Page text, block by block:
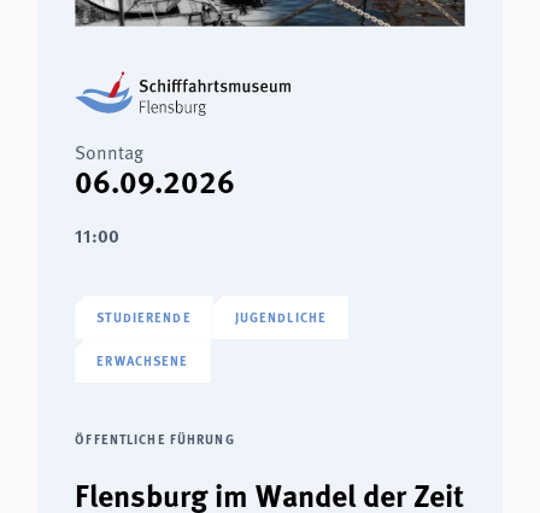
Sonntag
06.09.2026
11:00
STUDIERENDE JUGENDLICHE
ERWACHSENE
ÖFFENTLICHE FÜHRUNG
Flensburg im Wandel der Zeit